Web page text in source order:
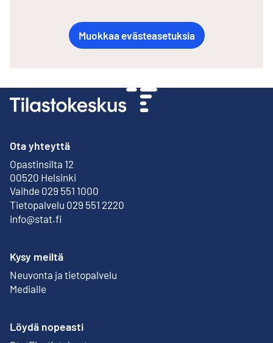
Muokkaa evästeasetuksia
Ota yhteyttä
Opastinsilta 12
00520 Helsinki
Ulkoinen linkki
Vaihde 029 551 1000
Tietopalvelu 029 551 2220
info@stat.fi
Kysy meiltä
Neuvonta ja tietopalvelu
Medialle
Löydä nopeasti